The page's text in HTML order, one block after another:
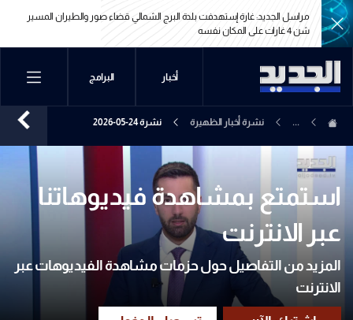
مراسل الجديد: غارة إستهدفت بلدة البرج الشمالي قضاء صور والطيران المسير
شن 4 غارات على المكان نفسه
مراسل الجديد: غارة إستهدفت بلدة البرج الشمالي قضاء صور والطيران المسير
شن 4 غارات على المكان نفسه
أخبار البرامج
... نشرة أخبار الظهيرة نشرة 24-05-2026
استمتع بمشاهدة فيديوهاتنا
عبر الانترنت
المزيد من التفاصيل حول حزمات مشاهدة الفيديوهات عبر
الانترنت